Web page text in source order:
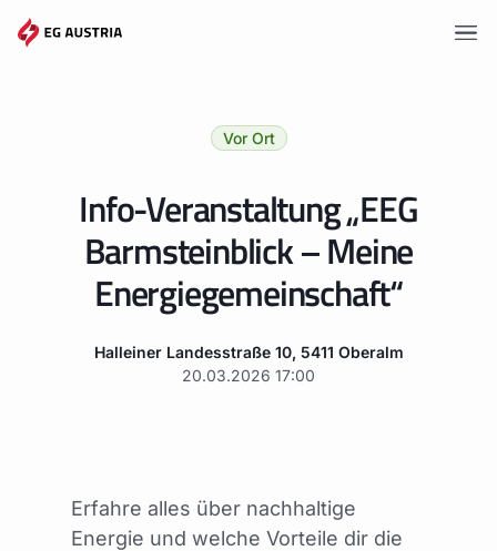
Gemeinschaften
Mitglied werden
Vor Ort
Info-Veranstaltung „EEG
Barmsteinblick – Meine
Energiegemeinschaft“
Halleiner Landesstraße 10, 5411 Oberalm
20.03.2026 17:00
Erfahre alles über nachhaltige
Energie und welche Vorteile dir die